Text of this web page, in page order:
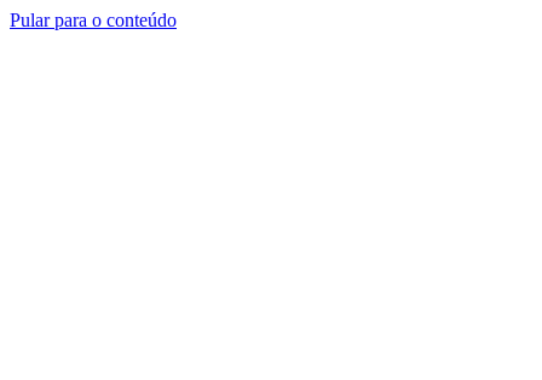
Pular para o conteúdo